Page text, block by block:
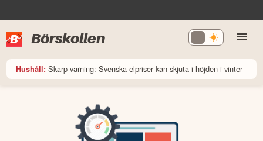
Börskollen
Hushåll: Skarp varning: Svenska elpriser kan skjuta i höjden i vinter